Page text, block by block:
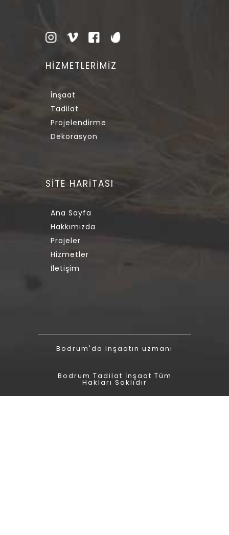
HİZMETLERİMİZ
İnşaat
Tadilat
Projelendirme
Dekorasyon
SİTE HARİTASI
Ana Sayfa
Hakkımızda
Projeler
Hizmetler
İletişim
Bodrum'da inşaatın uzmanı
Bodrum Tadilat İnşaat Tüm
Hakları Saklıdır